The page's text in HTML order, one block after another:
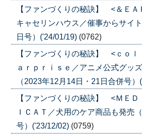
【ファンづくりの秘訣】 <＆Ｅ
キャセリンハウス／催事からサイ
日号）('24/01/19) (0762)
【ファンづくりの秘訣】 <ｃｏ
ａｒｐｒｉｓｅ／アニメ公式グッ
（2023年12月14日・21日合併号
【ファンづくりの秘訣】 <ＭＥ
ＩＣＡＴ／犬用のケア商品も発売
号）('23/12/02) (0759)